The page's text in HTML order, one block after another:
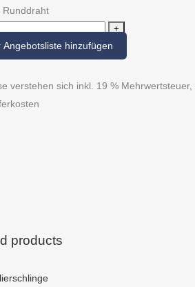
Runddraht
Angebotsliste hinzufügen
verstehen sich inkl. 19 %
products